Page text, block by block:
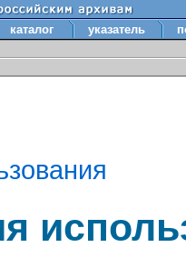
каталог указатель